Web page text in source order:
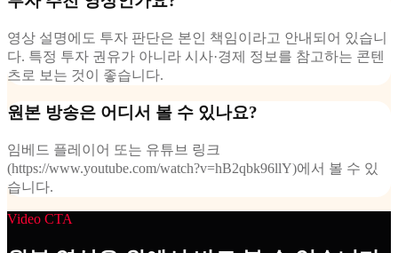
영상 설명에도 투자 판단은 본인 책임이라고 안내되어 있습니
다. 특정 투자 권유가 아니라 시사·경제 정보를 참고하는 콘텐
츠로 보는 것이 좋습니다.
원본 방송은 어디서 볼 수 있나요?
임베드 플레이어 또는 유튜브 링크
(https://www.youtube.com/watch?v=hB2qbk96llY)에서 볼 수 있
습니다.
Video CTA